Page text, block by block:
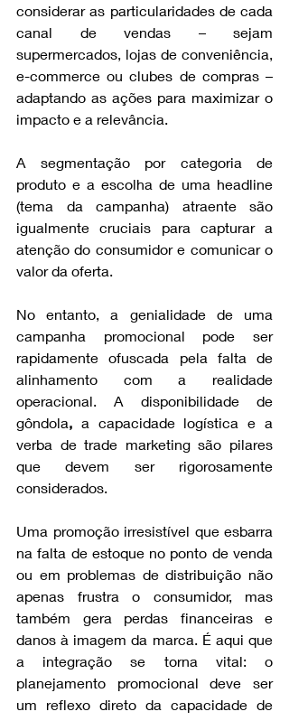
considerar as particularidades de cada
canal de vendas – sejam
supermercados, lojas de conveniência,
e-commerce ou clubes de compras –
adaptando as ações para maximizar o
impacto e a relevância.
A segmentação por categoria de
produto e a escolha de uma headline
(tema da campanha) atraente são
igualmente cruciais para capturar a
atenção do consumidor e comunicar o
valor da oferta.
No entanto, a genialidade de uma
campanha promocional pode ser
rapidamente ofuscada pela falta de
alinhamento com a realidade
operacional. A disponibilidade de
gôndola, a capacidade logística e a
verba de trade marketing são pilares
que devem ser rigorosamente
considerados.
Uma promoção irresistível que esbarra
na falta de estoque no ponto de venda
ou em problemas de distribuição não
apenas frustra o consumidor, mas
também gera perdas financeiras e
danos à imagem da marca. É aqui que
a integração se torna vital: o
planejamento promocional deve ser
um reflexo direto da capacidade de